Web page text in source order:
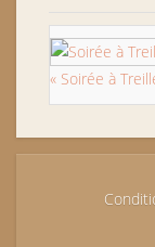
« Soirée à